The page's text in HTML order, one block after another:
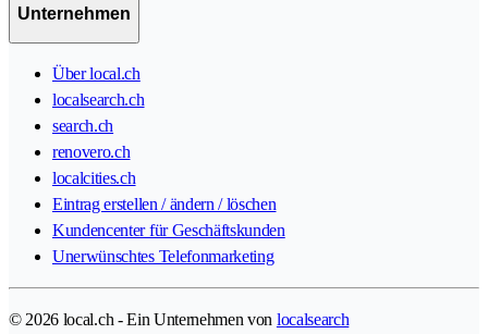
Unternehmen
Über local.ch
localsearch.ch
search.ch
renovero.ch
localcities.ch
Eintrag erstellen / ändern / löschen
Kundencenter für Geschäftskunden
Unerwünschtes Telefonmarketing
© 2026 local.ch - Ein Unternehmen von localsearch